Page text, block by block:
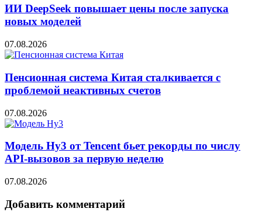
ИИ DeepSeek повышает цены после запуска
новых моделей
07.08.2026
Пенсионная система Китая сталкивается с
проблемой неактивных счетов
07.08.2026
Модель Hy3 от Tencent бьет рекорды по числу
API-вызовов за первую неделю
07.08.2026
Добавить комментарий